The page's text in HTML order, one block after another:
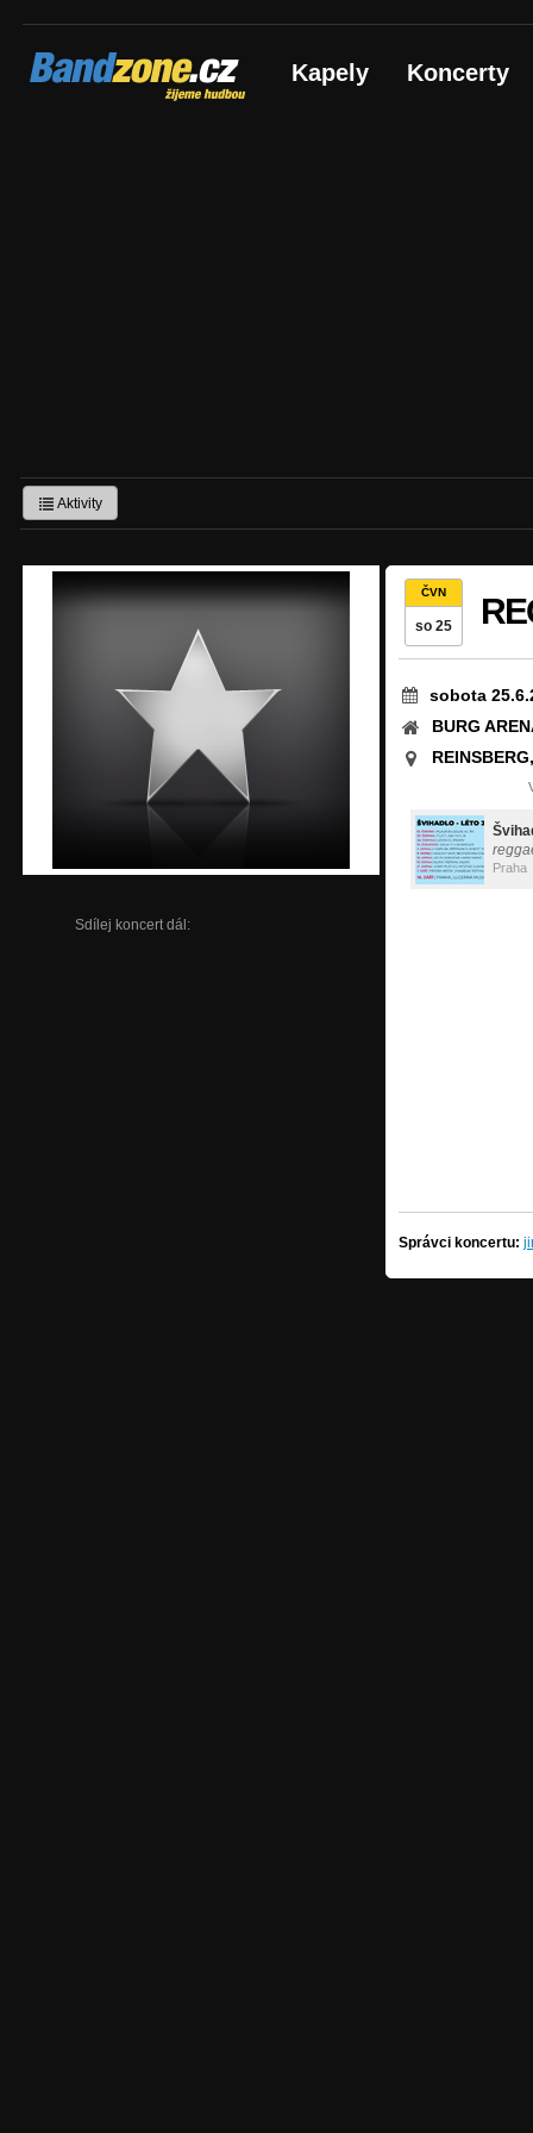
Bandzone.cz
žijeme hudbou Kapely Koncerty
Aktivity
Sdílej koncert dál:
ČVN
so 25
sobota
BURG
Praha
Správci koncertu: